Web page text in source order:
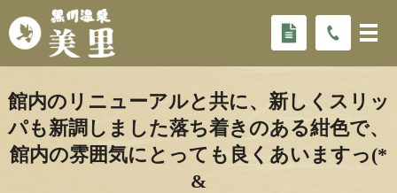
館内のリニューアルと共に、新しくスリッ
パも新調しました️落ち着きのある紺色で、
館内の雰囲気にとっても良くあいますっ️(*
&